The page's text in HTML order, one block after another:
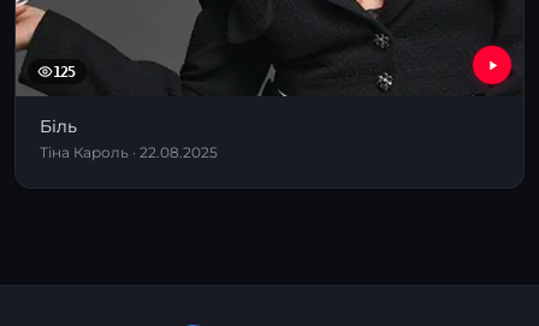
125
Біль
Тіна Кароль · 22.08.2025